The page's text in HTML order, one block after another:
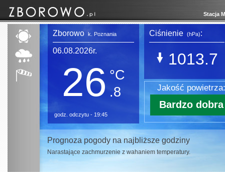
Stacja
Zborowo k. Poznania
06.08.2026r.
26 °C
.8
godz. odczytu - 19:45
Ciśnienie (hPa):
1013.7
Jakość powietrza:
Bardzo dobra
Prognoza pogody na najbliższe godziny
Narastające zachmurzenie z wahaniem temperatury.